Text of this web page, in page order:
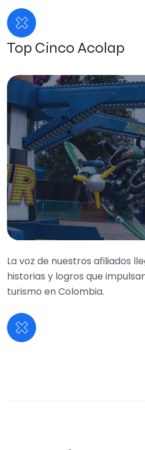
Top Cinco Acolap
La voz de nuestros afiliados
historias y logros que
turismo en Colombia.